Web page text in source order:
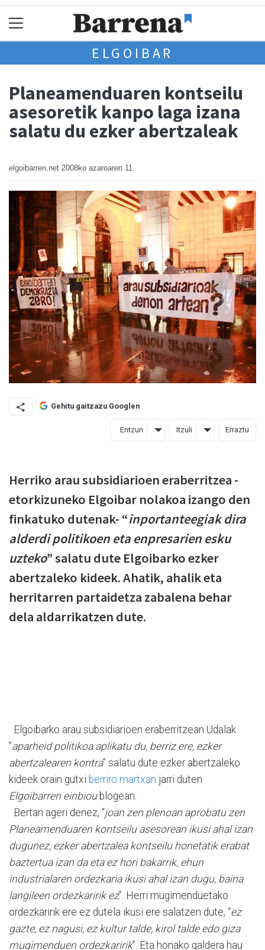
ELGOIBAR
Planeamenduaren kontseilu
asesoretik kanpo laga izana
salatu du ezker abertzaleak
elgoibarren.net 2008ko azaroaren 11
Gehitu gaitzazu Googlen
Entzun Itzuli Erraztu
Herriko arau subsidiarioen eraberritzea -
etorkizuneko Elgoibar nolakoa izango den
finkatuko dutenak- “inportanteegiak dira
alderdi politikoen eta enpresarien esku
uzteko” salatu dute Elgoibarko ezker
abertzaleko kideek. Ahatik, ahalik eta
herritarren partaidetza zabalena behar
dela aldarrikatzen dute.
Elgoibarko arau subsidiarioen eraberritzean Udalak
”aparheid politikoa aplikatu du, berriz ere, ezker
abertzalearen kontra” salatu dute ezker abertzaleko
kideek orain gutxi berriro martxan jarri duten
Elgoibarren einbioublogean.
Bertan ageri denez, “joan zen plenoan aprobatu zen
Planeamenduaren kontseilu asesorean ikusi ahal izan
dugunez, ezker abertzalea kontseilu honetatik erabat
baztertua izan da eta ez hori bakarrik, ehun
industrialaren ordezkaria ikusi ahal izan dugu, baina
langileen ordezkaririk ez”. Herri mugimenduetako
ordezkaririk ere ez dutela ikusi ere salatzen dute, “ez
gazte, ez nagusi, ez kultur talde, kirol talde edo giza
mugimenduen ordezkaririk”. Eta honako galdera hau